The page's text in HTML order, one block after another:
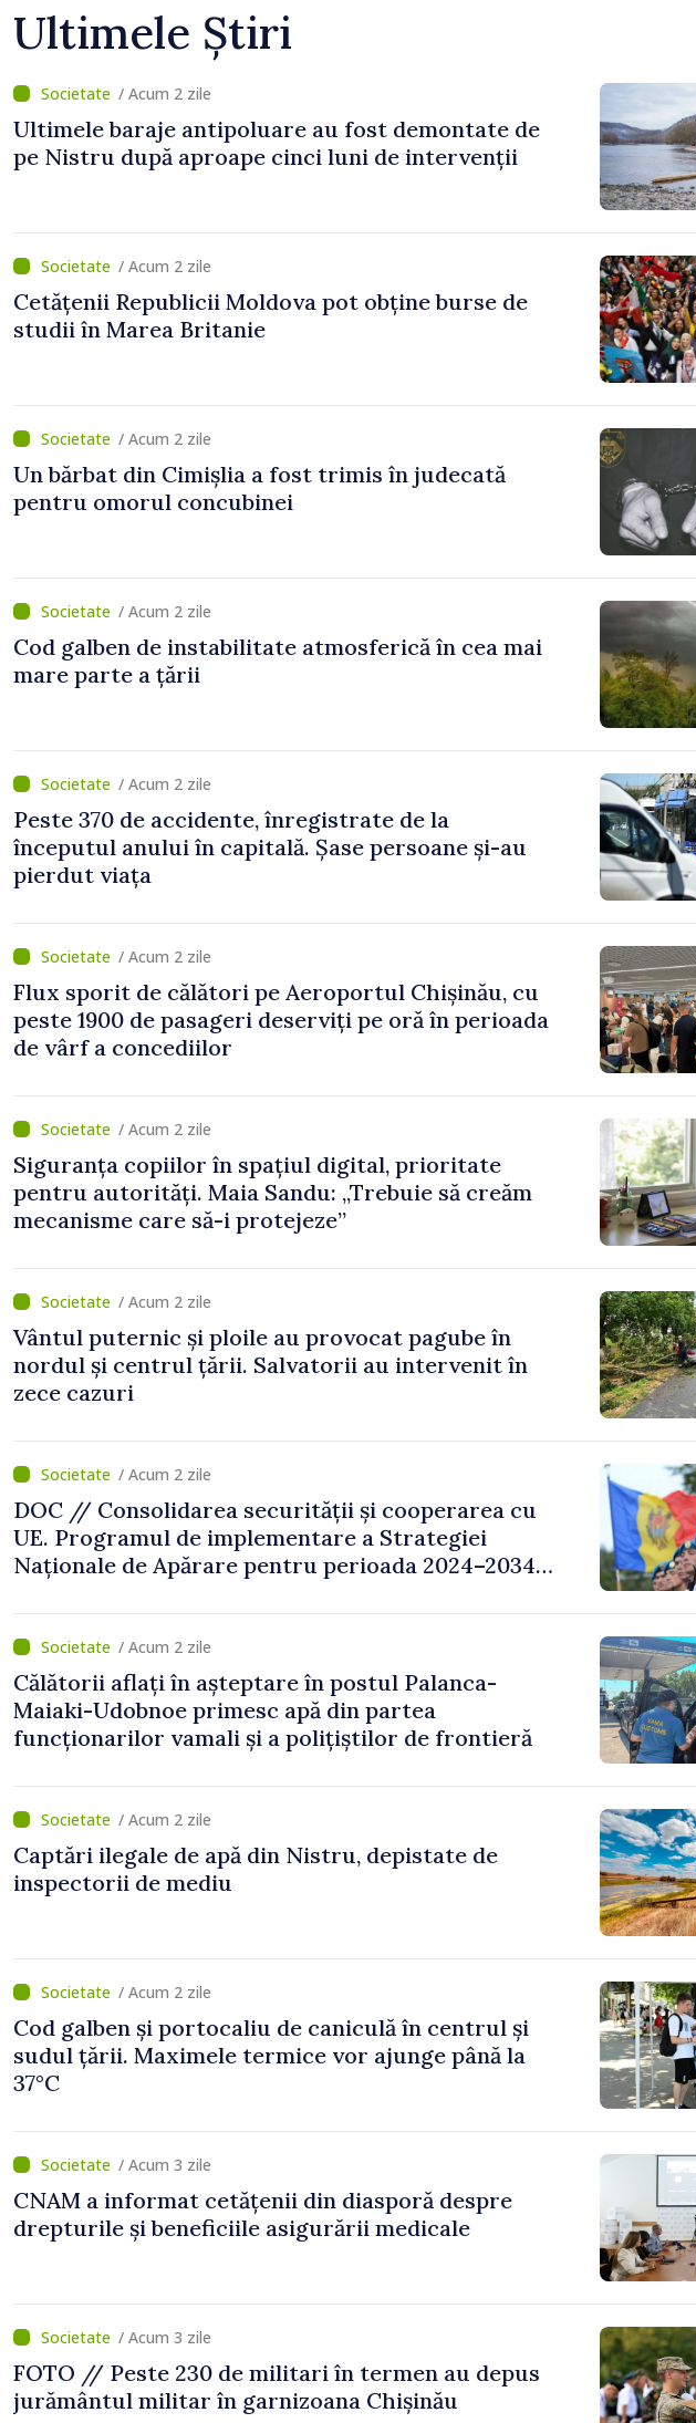
Ultimele Știri
/ Acum 2 zile
Ultimele baraje antipoluare au fost demontate de
pe Nistru după aproape cinci luni de intervenții
/ Acum 2 zile
Cetățenii Republicii Moldova pot obține burse de
studii în Marea Britanie
/ Acum 2 zile
Un bărbat din Cimișlia a fost trimis în judecată
pentru omorul concubinei
/ Acum 2 zile
Cod galben de instabilitate atmosferică în cea mai
mare parte a țării
/ Acum 2 zile
Peste 370 de accidente, înregistrate de la
începutul anului în capitală. Șase persoane și-au
pierdut viața
/ Acum 2 zile
Flux sporit de călători pe Aeroportul Chișinău, cu
peste 1900 de pasageri deserviți pe oră în perioada
de vârf a concediilor
/ Acum 2 zile
Siguranța copiilor în spațiul digital, prioritate
pentru autorități. Maia Sandu: „Trebuie să creăm
mecanisme care să-i protejeze”
/ Acum 2 zile
Vântul puternic și ploile au provocat pagube în
nordul și centrul țării. Salvatorii au intervenit în
zece cazuri
/ Acum 2 zile
DOC // Consolidarea securității și cooperarea cu
UE. Programul de implementare a Strategiei
Naționale de Apărare pentru perioada 2024–2034,
/ Acum 2 zile
Călătorii aflați în așteptare în postul Palanca-
Maiaki-Udobnoe primesc apă din partea
funcționarilor vamali și a polițiștilor de frontieră
/ Acum 2 zile
Captări ilegale de apă din Nistru, depistate de
inspectorii de mediu
/ Acum 2 zile
Cod galben și portocaliu de caniculă în centrul și
sudul țării. Maximele termice vor ajunge până la
37°C
/ Acum 3 zile
CNAM a informat cetățenii din diasporă despre
drepturile și beneficiile asigurării medicale
/ Acum 3 zile
FOTO // Peste 230 de militari în termen au depus
jurământul militar în garnizoana Chișinău